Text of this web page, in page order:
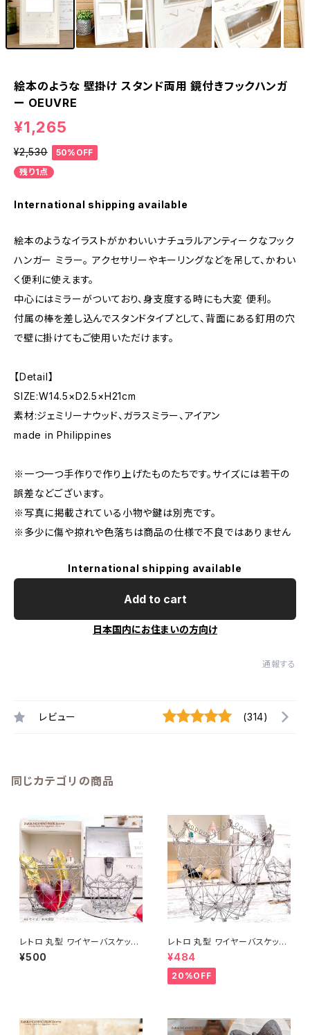
絵本のような 壁掛け スタンド両用 鏡付きフックハンガ
ー OEUVRE
¥1,265
¥2,530
50%OFF
残り1点
International shipping available
絵本のようなイラストがかわいいナチュラルアンティークなフック
ハンガー ミラー。 アクセサリーやキーリングなどを吊して、かわい
く便利に使えます。
中心にはミラーがついており、身支度する時にも大変 便利。
付属の棒を差し込んでスタンドタイプとして、背面にある釘用の穴
で壁に掛けてもご使用いただけます。
【Detail】
SIZE:W14.5×D2.5×H21cm
素材:ジェミリーナウッド、ガラスミラー、アイアン
made in Philippines
※一つ一つ手作りで作り上げたものたちです。サイズには若干の
誤差などございます。
※写真に掲載されている小物や鍵は別売です。
※多少に傷や掠れや色落ちは商品の仕様で不良ではありません
International shipping available
Add to cart
日本国内にお住まいの方向け
通報する
レビュー (314)
同じカテゴリの商品
レトロ 丸型 ワイヤーバスケット
M
¥500
レトロ 丸型 ワイヤーバスケット
L
¥484
20%OFF